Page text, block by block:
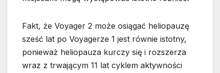
Fakt, że Voyager 2 może osiągać heliopauzę
sześć lat po Voyagerze 1 jest równie istotny,
ponieważ heliopauza kurczy się i rozszerza
wraz z trwającym 11 lat cyklem aktywności